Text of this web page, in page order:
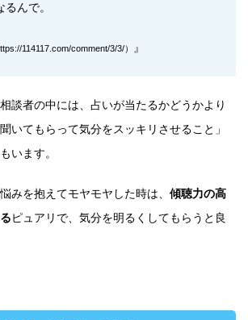
んで。
114117.com/comment/3/3/） 』
談者の中には、占いが当たるかどうかより
いてもらって気分をスッキリさせること」
います。
みを抱えてモヤモヤした時は、 傾聴力の高
ピュアリで、気分を明るくしてもらうと良